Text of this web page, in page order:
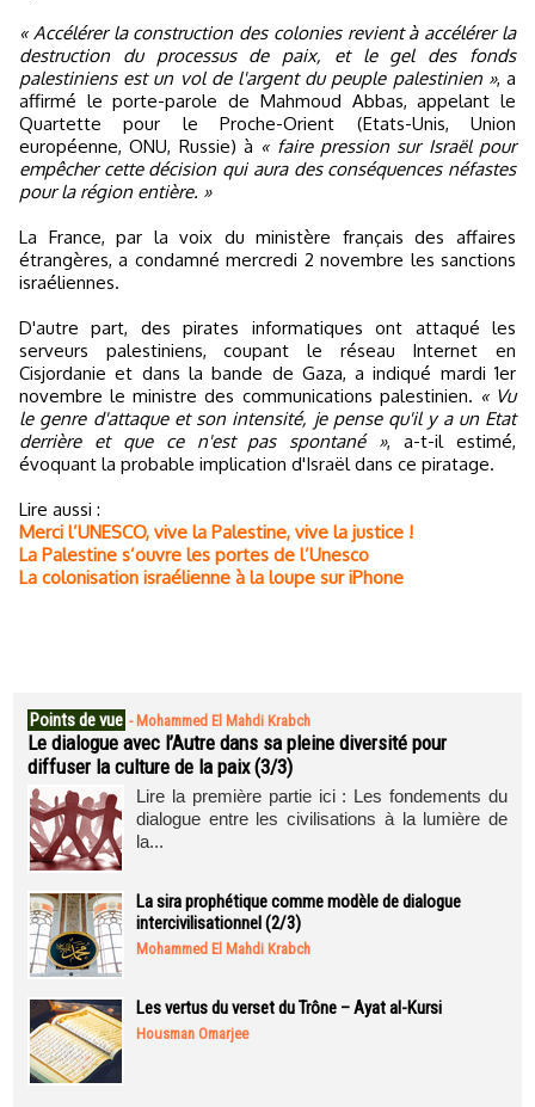
« Accélérer la construction des colonies revient à accélérer la
destruction du processus de paix, et le gel des fonds
palestiniens est un vol de l'argent du peuple palestinien », a
affirmé le porte-parole de Mahmoud Abbas, appelant le
Quartette pour le Proche-Orient (Etats-Unis, Union
européenne, ONU, Russie) à « faire pression sur Israël pour
empêcher cette décision qui aura des conséquences néfastes
pour la région entière. »
La France, par la voix du ministère français des affaires
étrangères, a condamné mercredi 2 novembre les sanctions
israéliennes.
D'autre part, des pirates informatiques ont attaqué les
serveurs palestiniens, coupant le réseau Internet en
Cisjordanie et dans la bande de Gaza, a indiqué mardi 1er
novembre le ministre des communications palestinien. « Vu
le genre d'attaque et son intensité, je pense qu'il y a un Etat
derrière et que ce n'est pas spontané », a-t-il estimé,
évoquant la probable implication d'Israël dans ce piratage.
Lire aussi :
Merci l’UNESCO, vive la Palestine, vive la justice !
La Palestine s’ouvre les portes de l’Unesco
La colonisation israélienne à la loupe sur iPhone
Points de vue - Mohammed El Mahdi Krabch
Le dialogue avec l’Autre dans sa pleine diversité pour
diffuser la culture de la paix (3/3)
Lire la première partie ici : Les fondements du
dialogue entre les civilisations à la lumière de
la...
La sira prophétique comme modèle de dialogue
intercivilisationnel (2/3)
Mohammed El Mahdi Krabch
Les vertus du verset du Trône – Ayat al-Kursi
Housman Omarjee